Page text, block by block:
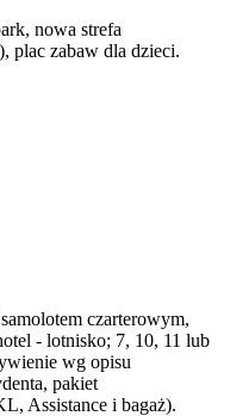
nowa strefa
zabaw dla dzieci.
czarterowym,
- lotnisko; 7, 10, 11 lub
wg opisu
pakiet
Assistance i bagaż).